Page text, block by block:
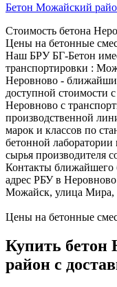
Бетон Можайский
Стоимость бетона
Цены на бетонные
Наш БРУ БГ-Бетон
транспортировки :
Неровново -
доступной стоимости
Неровново с
производственной
марок и классов по
бетонной лаборатории
сырья производителя
Контакты ближайшего
адрес РБУ в Неровново
Можайск, улица Мира,
Цены на бетонные
Купить бетон
район с